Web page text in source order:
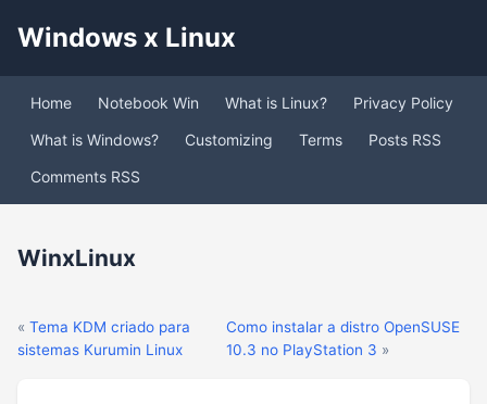
Windows x Linux
Home Notebook Win What is Linux?
Privacy Policy
What is Windows?
Customizing Terms
Posts RSS
Comments RSS
WinxLinux
« Tema KDM criado para
sistemas Kurumin Linux
Como instalar a distro OpenSUSE
10.3 no PlayStation 3 »